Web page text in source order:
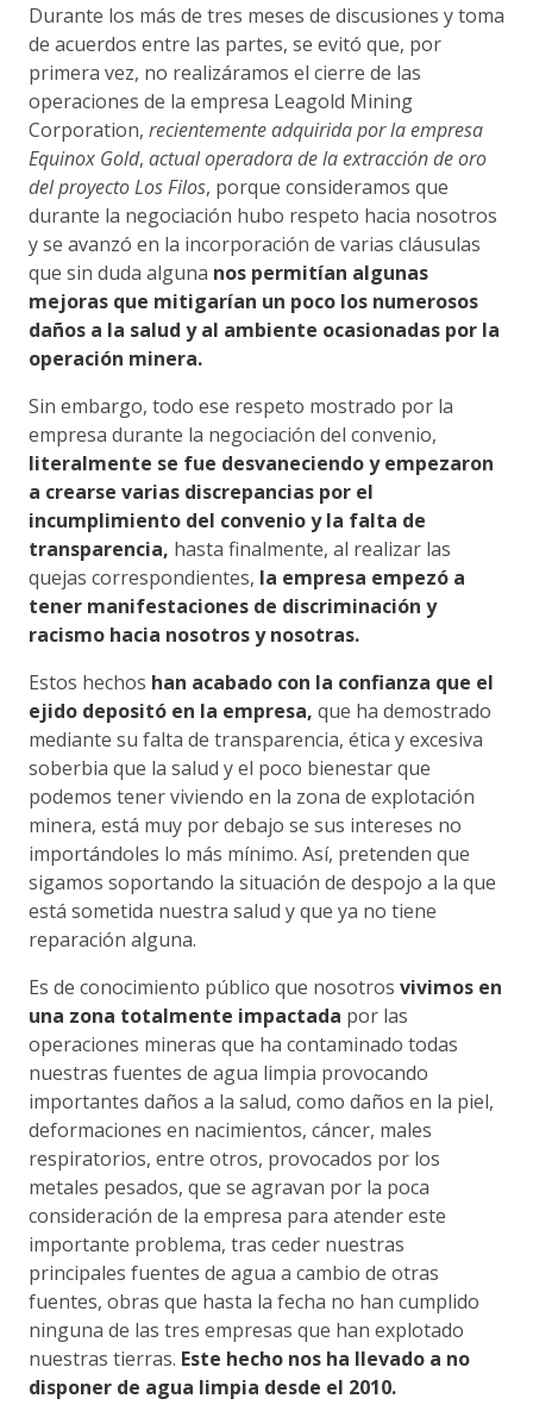
Durante los más de tres meses de discusiones y toma
de acuerdos entre las partes, se evitó que, por
primera vez, no realizáramos el cierre de las
operaciones de la empresa Leagold Mining
Corporation, recientemente adquirida por la empresa
Equinox Gold, actual operadora de la extracción de oro
del proyecto Los Filos, porque consideramos que
durante la negociación hubo respeto hacia nosotros
y se avanzó en la incorporación de varias cláusulas
que sin duda alguna nos permitían algunas
mejoras que mitigarían un poco los numerosos
daños a la salud y al ambiente ocasionadas por la
operación minera.
Sin embargo, todo ese respeto mostrado por la
empresa durante la negociación del convenio,
literalmente se fue desvaneciendo y empezaron
a crearse varias discrepancias por el
incumplimiento del convenio y la falta de
transparencia, hasta finalmente, al realizar las
quejas correspondientes, la empresa empezó a
tener manifestaciones de discriminación y
racismo hacia nosotros y nosotras.
Estos hechos han acabado con la confianza que el
ejido depositó en la empresa, que ha demostrado
mediante su falta de transparencia, ética y excesiva
soberbia que la salud y el poco bienestar que
podemos tener viviendo en la zona de explotación
minera, está muy por debajo se sus intereses no
importándoles lo más mínimo. Así, pretenden que
sigamos soportando la situación de despojo a la que
está sometida nuestra salud y que ya no tiene
reparación alguna.
Es de conocimiento público que nosotros vivimos en
una zona totalmente impactada por las
operaciones mineras que ha contaminado todas
nuestras fuentes de agua limpia provocando
importantes daños a la salud, como daños en la piel,
deformaciones en nacimientos, cáncer, males
respiratorios, entre otros, provocados por los
metales pesados, que se agravan por la poca
consideración de la empresa para atender este
importante problema, tras ceder nuestras
principales fuentes de agua a cambio de otras
fuentes, obras que hasta la fecha no han cumplido
ninguna de las tres empresas que han explotado
nuestras tierras. Este hecho nos ha llevado a no
disponer de agua limpia desde el 2010.